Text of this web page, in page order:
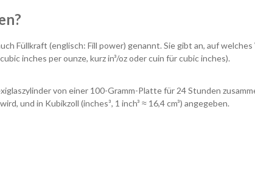
Füllkraft (englisch: Fill power) genannt. Sie gibt an, auf
inches per ounze, kurz in³/oz oder cuin für cubic inches).
von einer 100-Gramm-Platte für 24 Stunden
und in Kubikzoll (inches³, 1 inch³ ≈ 16,4 cm³) angegeben.